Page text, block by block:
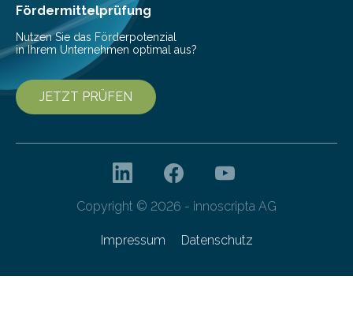
Franziska Diebel, Pauline Hoffmann und Yusuf Toprak
entwickelt. Mit nur…
Fördermittelprüfung
Nutzen Sie das Förderpotenzial
in Ihrem Unternehmen optimal aus?
JETZT PRÜFEN
Copyright © 2026 - innoscripta AG
Impressum Datenschutz